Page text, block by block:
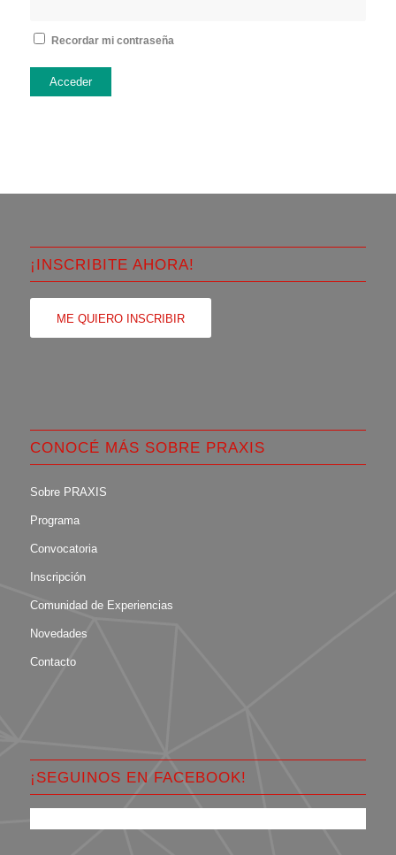
Recordar mi contraseña
Acceder
¡INSCRIBITE AHORA!
ME QUIERO INSCRIBIR
CONOCÉ MÁS SOBRE PRAXIS
Sobre PRAXIS
Programa
Convocatoria
Inscripción
Comunidad de Experiencias
Novedades
Contacto
¡SEGUINOS EN FACEBOOK!